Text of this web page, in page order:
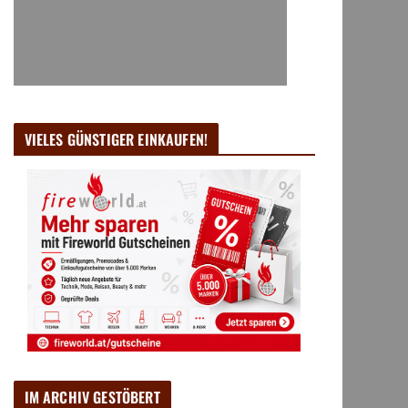
VIELES GÜNSTIGER EINKAUFEN!
IM ARCHIV GESTÖBERT